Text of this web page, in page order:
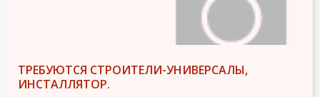
ТРЕБУЮТСЯ СТРОИТЕЛИ-УНИВЕРСАЛЫ,
ИНСТАЛЛЯТОР.